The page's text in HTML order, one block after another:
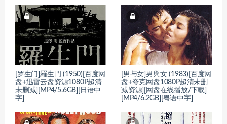
[罗生门]羅生門 (1950)[百度网
盘+迅雷云盘资源1080P超清
未删减][MP4/5.6GB][日语中
字]
[男与女]男與女 (1983)[百度网
盘+夸克网盘1080P超清未删
减资源][网盘在线播放/下载]
[MP4/6.2GB][粤语中字]